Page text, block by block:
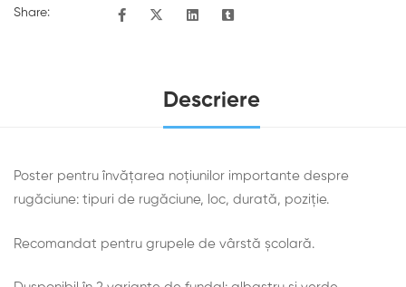
Share:
Descriere
Poster pentru învățarea noțiunilor importante despre
rugăciune: tipuri de rugăciune, loc, durată, poziție.
Recomandat pentru grupele de vârstă școlară.